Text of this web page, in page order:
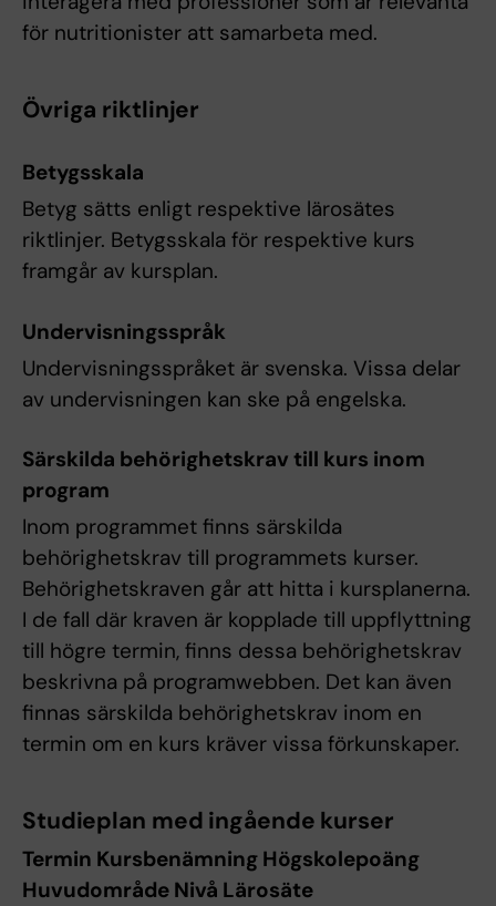
för nutritionister att samarbeta med.
Övriga riktlinjer
Betygsskala
Betyg sätts enligt respektive lärosätes
riktlinjer. Betygsskala för respektive kurs
framgår av kursplan.
Undervisningsspråk
Undervisningsspråket är svenska. Vissa delar
av undervisningen kan ske på engelska.
Särskilda behörighetskrav till kurs inom
program
Inom programmet finns särskilda
behörighetskrav till programmets kurser.
Behörighetskraven går att hitta i kursplanerna.
I de fall där kraven är kopplade till uppflyttning
till högre termin, finns dessa behörighetskrav
beskrivna på programwebben. Det kan även
finnas särskilda behörighetskrav inom en
termin om en kurs kräver vissa förkunskaper.
Studieplan med ingående kurser
Termin Kursbenämning Högskolepoäng
Huvudområde Nivå Lärosäte